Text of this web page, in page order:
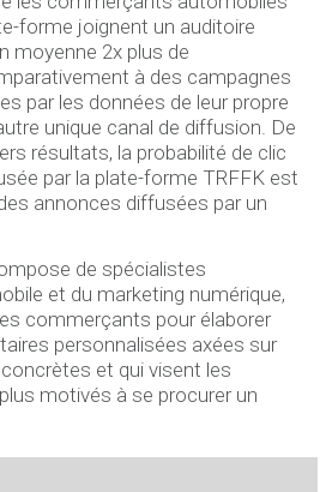
forme joignent un auditoire
moyenne 2x plus de
à des campagnes
par les données de leur propre
unique canal de diffusion. De
résultats, la probabilité de clic
par la plate-forme TRFFK est
annonces diffusées par un
de spécialistes
et du marketing numérique,
commerçants pour élaborer
personnalisées axées sur
et qui visent les
motivés à se procurer un